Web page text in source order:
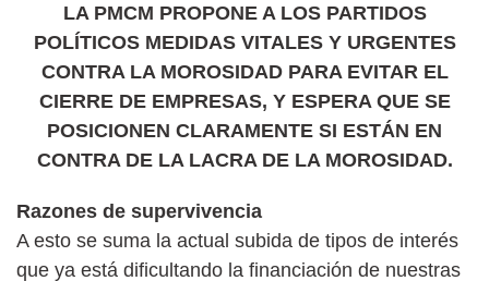
LA PMCM PROPONE A LOS PARTIDOS
POLÍTICOS MEDIDAS VITALES Y URGENTES
CONTRA LA MOROSIDAD PARA EVITAR EL
CIERRE DE EMPRESAS, Y ESPERA QUE SE
POSICIONEN CLARAMENTE SI ESTÁN EN
CONTRA DE LA LACRA DE LA MOROSIDAD.
Razones de supervivencia
A esto se suma la actual subida de tipos de interés
que ya está dificultando la financiación de nuestras